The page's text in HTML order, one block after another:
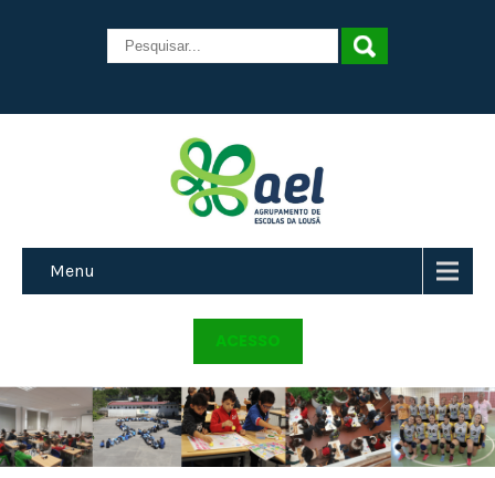
Menu
ACESSO